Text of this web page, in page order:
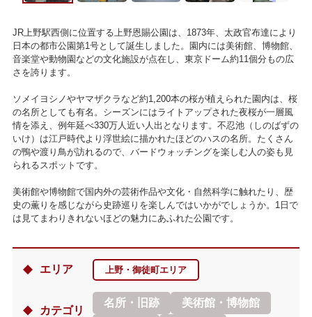
JR上野駅西側に位置する上野恩賜公園は、1873年、太政官布達により
日本の都市公園第1号として誕生しました。園内には美術館、博物館、
音楽堂や動物園などの文化施設が点在し、東京ドーム約11個分もの広
さを誇ります。
ソメイヨシノやヤマザクラなど約1,200本の桜が植えられた園内は、桜
の名所としても有名。シーズンにはライトアップされた夜桜が一層風
情を添え、例年延べ330万人近い人出となります。不忍池（しのばずの
いけ）は江戸時代より浮世絵に描かれたほどのハスの名所。たくさん
の鴨や渡り鳥が訪れるので、バードウォッチングを楽しむ人の姿も見
られるスポットです。
美術館や博物館で国内外の芸術作品や文化・自然科学に触れたり、歴
史の薫りを感じながら史跡巡りを楽しんではいかがでしょうか。1日で
は見てまわりきれないほどの魅力にあふれた公園です。
エリア 上野・御徒町エリア
カテゴリ
名所・旧跡
美術館・博物館